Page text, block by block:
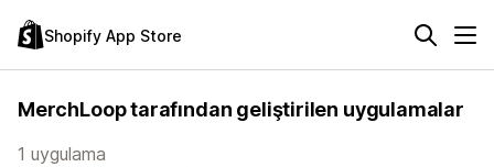
Shopify App Store
MerchLoop tarafından geliştirilen uygulamalar
1 uygulama